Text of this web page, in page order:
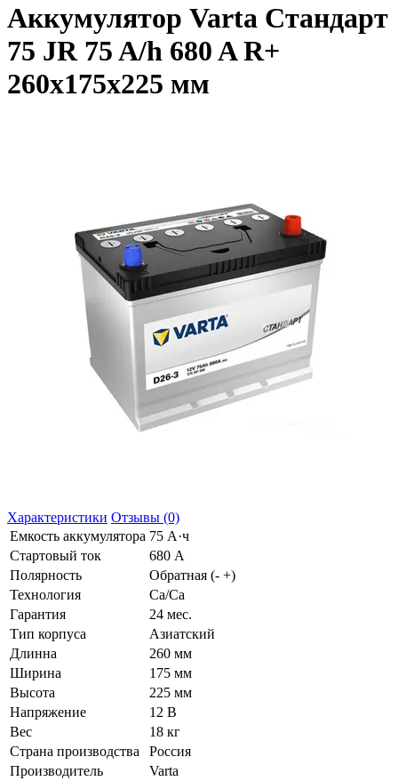
Аккумулятор Varta Стандарт
75 JR 75 A/h 680 A R+
260x175x225 мм
Характеристики Отзывы (0)
Емкость аккумулятора 75 А·ч
Стартовый ток
680 А
Полярность
Обратная (- +)
Технология
Ca/Ca
Гарантия
24 мес.
Тип корпуса
Азиатский
Длинна
260 мм
Ширина
175 мм
Высота
225 мм
Напряжение
12 В
Вес
18 кг
Страна производства
Россия
Производитель
Varta